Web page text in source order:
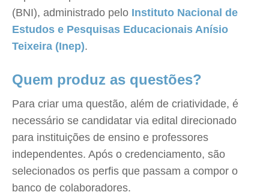
(BNI), administrado pelo Instituto Nacional de
Estudos e Pesquisas Educacionais Anísio
Teixeira (Inep).
Quem produz as questões?
Para criar uma questão, além de criatividade, é
necessário se candidatar via edital direcionado
para instituições de ensino e professores
independentes. Após o credenciamento, são
selecionados os perfis que passam a compor o
banco de colaboradores.